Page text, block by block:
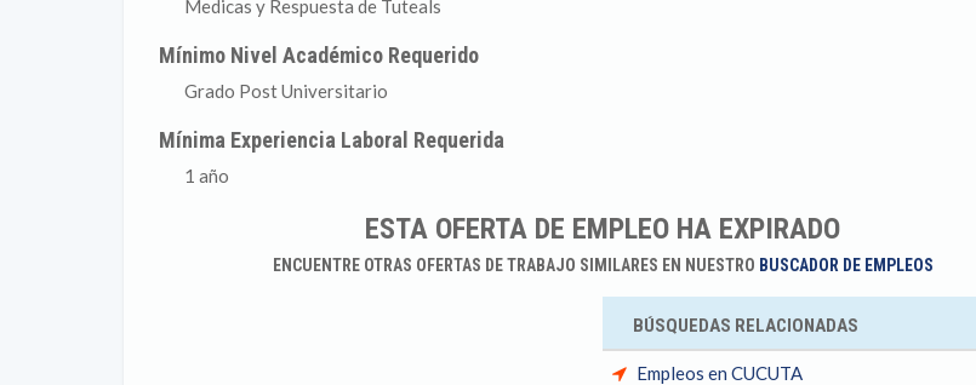
Medicas y Respuesta de Tuteals
Mínimo Nivel Académico Requerido
Grado Post Universitario
Mínima Experiencia Laboral Requerida
1 año
ESTA OFERTA DE EMPLEO HA EXPIRADO
ENCUENTRE OTRAS OFERTAS DE TRABAJO SIMILARES EN NUESTRO BUSCADOR DE EMPLEOS
BÚSQUEDAS RELACIONADAS
Empleos en CUCUTA